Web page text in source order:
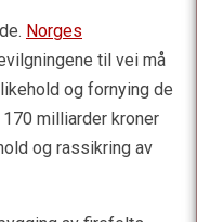
Norges
til vei må
og fornying de
milliarder kroner
og rassikring av